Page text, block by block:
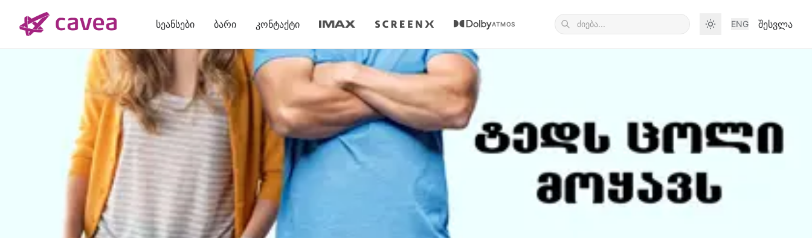
სეანსები
ბარი კონტაქტი ATMOS ENG შესვლა